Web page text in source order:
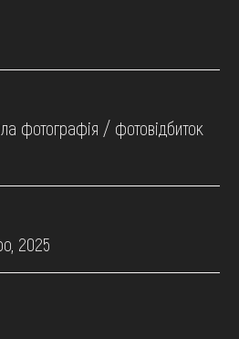
фотографія / фотовідбиток
2025